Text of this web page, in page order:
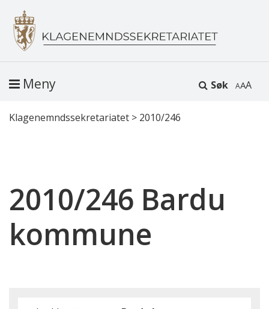
Søk A
Meny
Klagenemndssekretariatet > 2010/246
2010/246 Bardu
kommune